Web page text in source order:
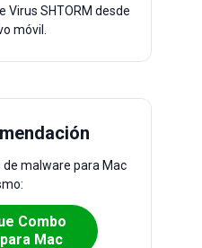
Virus SHTORM desde
móvil.
malware para Mac
Combo
Mac